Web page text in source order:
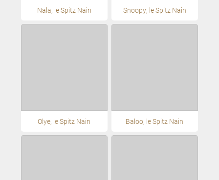
Nala, le Spitz Nain Snoopy, le Spitz Nain
Olye, le Spitz Nain Baloo, le Spitz Nain